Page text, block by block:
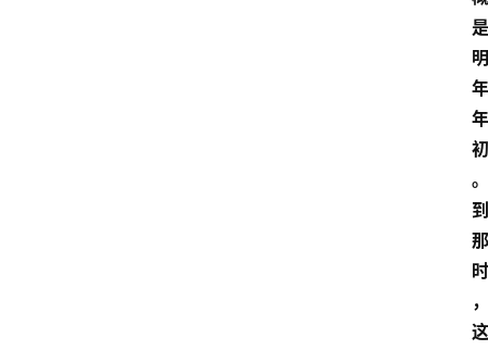
是
明
年
年
初
。
到
那
时
，
这